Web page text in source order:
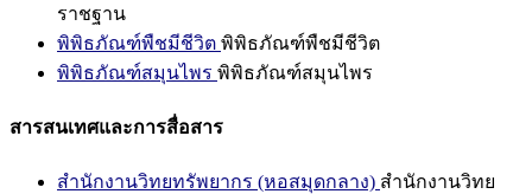
ราชฐาน
พิพิธภัณฑ์พืชมีชีวิต พิพิธภัณฑ์พืชมีชีวิต
พิพิธภัณฑ์สมุนไพร พิพิธภัณฑ์สมุนไพร
สารสนเทศและการสื่อสาร
สำนักงานวิทยทรัพยากร (หอสมุดกลาง) สำนักงานวิทย